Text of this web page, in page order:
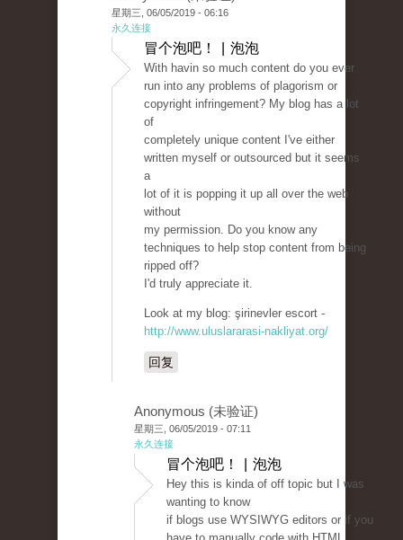
星期三, 06/05/2019 - 06:16
永久连接
冒个泡吧！ | 泡泡
With havin so much content do you ever
run into any problems of plagorism or
copyright infringement? My blog has a lot
of
completely unique content I've either
written myself or outsourced but it seems
a
lot of it is popping it up all over the web
without
my permission. Do you know any
techniques to help stop content from being
ripped off?
I'd truly appreciate it.
Look at my blog: şirinevler escort -
http://www.uluslararasi-nakliyat.org/
回复
Anonymous (未验证)
星期三, 06/05/2019 - 07:11
永久连接
冒个泡吧！ | 泡泡
Hey this is kinda of off topic but I was
wanting to know
if blogs use WYSIWYG editors or if you